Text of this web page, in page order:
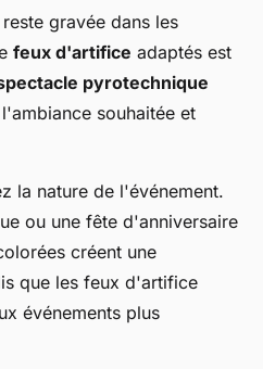
gravée dans les
feux d'artifice adaptés est
pyrotechnique
souhaitée et
la nature de l'événement.
ou une fête d'anniversaire
créent une
que les feux d'artifice
événements plus